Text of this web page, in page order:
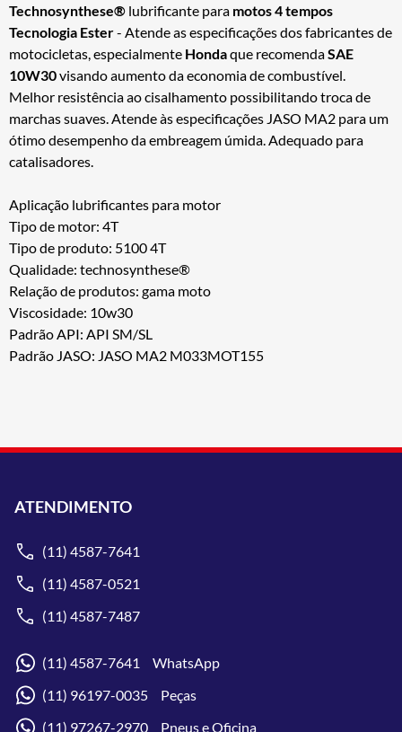
Technosynthese® lubrificante para motos 4 tempos
Tecnologia Ester- Atende as especificações dos fabricantes de
motocicletas, especialmente Hondaque recomendaSAE
10W30visando aumento da economia de combustível.
Melhor resistência ao cisalhamento possibilitando troca de
marchas suaves. Atende às especificações JASO MA2 para um
ótimo desempenho da embreagem úmida. Adequado para
catalisadores.
Aplicação lubrificantes para motor
Tipo de motor: 4T
Tipo de produto: 5100 4T
Qualidade: technosynthese®
Relação de produtos: gama moto
Viscosidade: 10w30
Padrão API: API SM/SL
Padrão JASO: JASO MA2 M033MOT155
ATENDIMENTO
(11) 4587-7641
(11) 4587-0521
(11) 4587-7487
(11) 4587-7641 WhatsApp
(11) 96197-0035 Peças
(11) 97267-2970 Pneus e Oficina